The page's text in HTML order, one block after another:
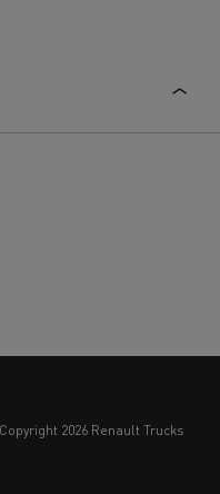
copyright 2026 Renault Trucks